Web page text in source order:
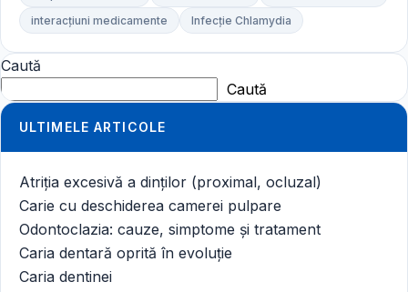
interacțiuni medicamente
Infecție Chlamydia
Caută
Caută
ULTIMELE ARTICOLE
Atriția excesivă a dinților (proximal, ocluzal)
Carie cu deschiderea camerei pulpare
Odontoclazia: cauze, simptome și tratament
Caria dentară oprită în evoluție
Caria dentinei